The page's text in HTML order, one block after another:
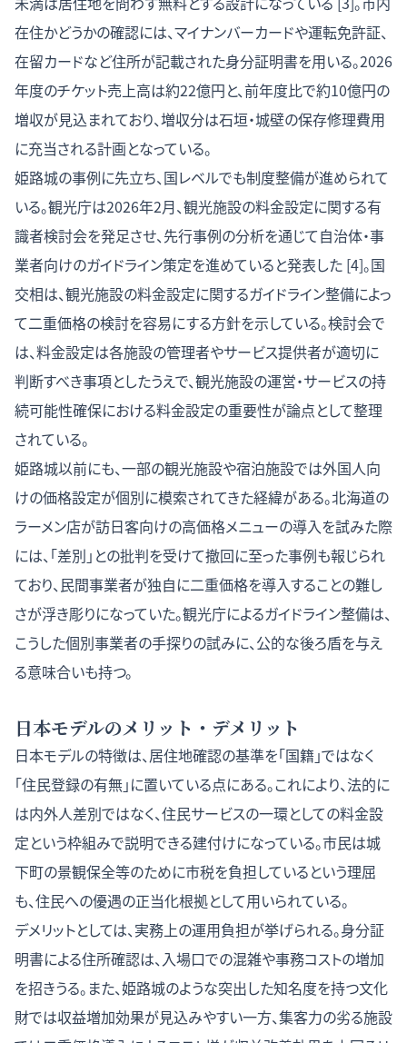
在住かどうかの確認には、マイナンバーカードや運転免許証、
在留カードなど住所が記載された身分証明書を用いる。2026
年度のチケット売上高は約22億円と、前年度比で約10億円の
増収が見込まれており、増収分は石垣・城壁の保存修理費用
に充当される計画となっている。
姫路城の事例に先立ち、国レベルでも制度整備が進められて
いる。観光庁は2026年2月、観光施設の料金設定に関する有
識者検討会を発足させ、先行事例の分析を通じて自治体・事
業者向けのガイドライン策定を進めていると発表した [4]。国
交相は、観光施設の料金設定に関するガイドライン整備によっ
て二重価格の検討を容易にする方針を示している。検討会で
は、料金設定は各施設の管理者やサービス提供者が適切に
判断すべき事項としたうえで、観光施設の運営・サービスの持
続可能性確保における料金設定の重要性が論点として整理
されている。
姫路城以前にも、一部の観光施設や宿泊施設では外国人向
けの価格設定が個別に模索されてきた経緯がある。北海道の
ラーメン店が訪日客向けの高価格メニューの導入を試みた際
には、「差別」との批判を受けて撤回に至った事例も報じられ
ており、民間事業者が独自に二重価格を導入することの難し
さが浮き彫りになっていた。観光庁によるガイドライン整備は、
こうした個別事業者の手探りの試みに、公的な後ろ盾を与え
る意味合いも持つ。
日本モデルのメリット・デメリット
日本モデルの特徴は、居住地確認の基準を「国籍」ではなく
「住民登録の有無」に置いている点にある。これにより、法的に
は内外人差別ではなく、住民サービスの一環としての料金設
定という枠組みで説明できる建付けになっている。市民は城
下町の景観保全等のために市税を負担しているという理屈
も、住民への優遇の正当化根拠として用いられている。
デメリットとしては、実務上の運用負担が挙げられる。身分証
明書による住所確認は、入場口での混雑や事務コストの増加
を招きうる。また、姫路城のような突出した知名度を持つ文化
財では収益増加効果が見込みやすい一方、集客力の劣る施設